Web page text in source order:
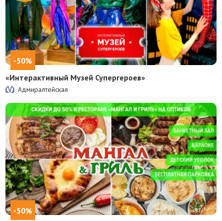
-50%
«Интерактивный Музей Супергероев»
Адмиралтейская
-50%